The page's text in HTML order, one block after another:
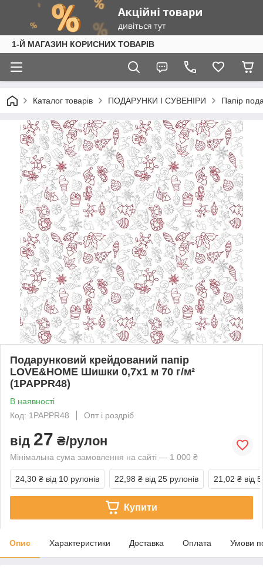
1-Й МАГАЗИН КОРИСНИХ ТОВАРІВ
Каталог товарів ПОДАРУНКИ І СУВЕНІРИ Папір
Подарунковий крейдований папір
LOVE&HOME Шишки 0,7х1 м 70 г/м²
(1PAPPR48)
В наявності
Код: 1PAPPR48
Опт і роздріб
від 27 ₴/рулон
Мінімальна сума замовлення на сайті — 1 000 ₴
24,30 ₴ від 10 рулонів 22,98 ₴ від 25 рулонів 21,02 ₴ від
Купити
Опис Характеристики Доставка Оплата Умови